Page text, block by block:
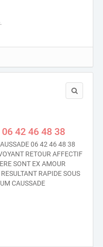
42 46 48 38
06 42 46 48 38
RETOUR AFFECTIF
SONT EX AMOUR
RAPIDE SOUS
CAUSSADE